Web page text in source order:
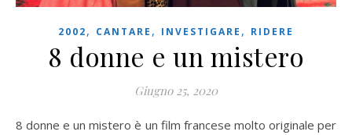
2002, CANTARE , INVESTIGARE , RIDERE
8 donne e un mistero
Giugno 25, 2020
8 donne e un mistero è un film francese molto originale per